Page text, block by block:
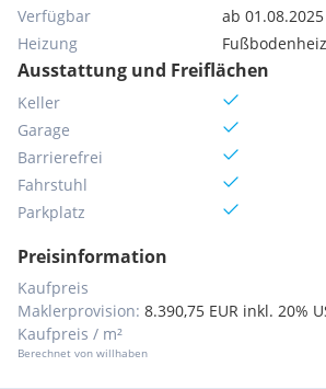
Verfügbar
ab 01.08.2025
Heizung
Ausstattung und Freiflächen
Keller
Garage
Barrierefrei
Fahrstuhl
Parkplatz
Preisinformation
Kaufpreis
Maklerprovision: 8.390,75 EUR inkl. 20%
Kaufpreis / m²
Berechnet von willhaben